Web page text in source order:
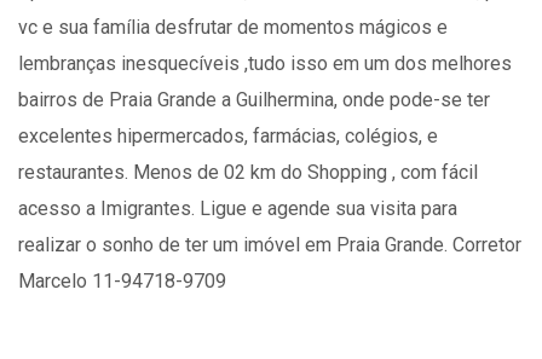
vc e sua família desfrutar de momentos mágicos e
lembranças inesquecíveis ,tudo isso em um dos melhores
bairros de Praia Grande a Guilhermina, onde pode-se ter
excelentes hipermercados, farmácias, colégios, e
restaurantes. Menos de 02 km do Shopping , com fácil
acesso a Imigrantes. Ligue e agende sua visita para
realizar o sonho de ter um imóvel em Praia Grande. Corretor
Marcelo 11-94718-9709